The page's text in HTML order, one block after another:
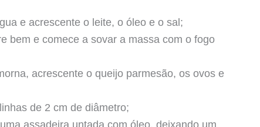
e acrescente o leite, o óleo e o sal;
bem e comece a sovar a massa com o fogo
acrescente o queijo parmesão, os ovos e
de 2 cm de diâmetro;